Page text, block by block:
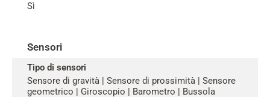
Sì
Sensori
Tipo di sensori
Sensore di gravità | Sensore di prossimità | Sensore
geometrico | Giroscopio | Barometro | Bussola